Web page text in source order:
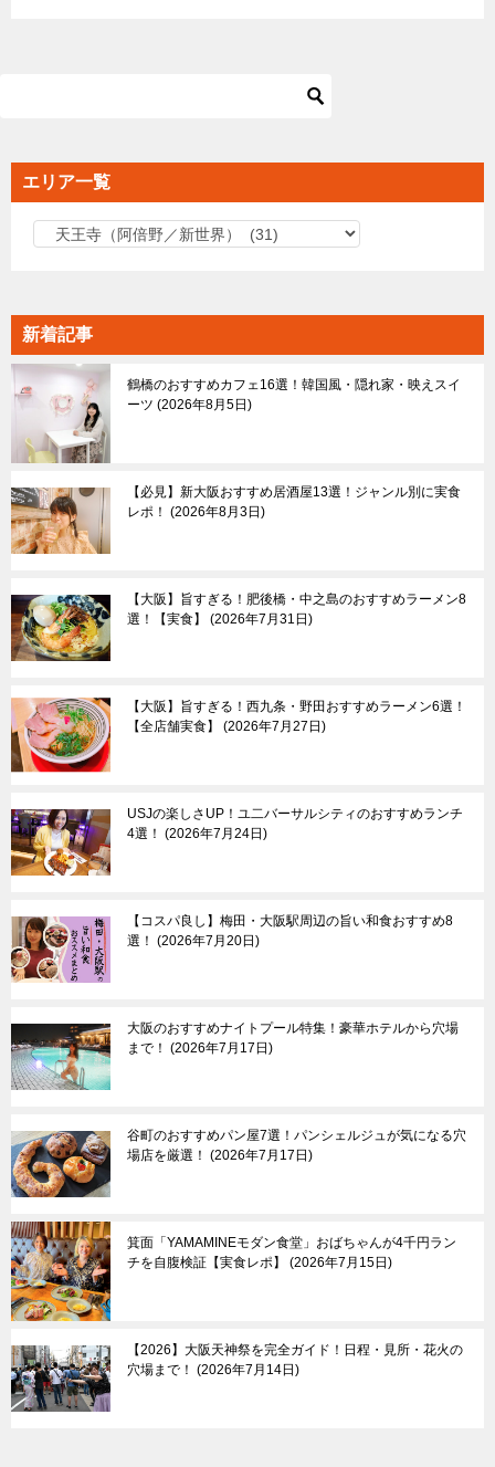
エリア一覧
一
覧
新着記事
鶴橋のおすすめカフェ16選！韓国風・隠れ家・映えスイ
ーツ 2026年8月5日
【必見】新大阪おすすめ居酒屋13選！ジャンル別に実食
レポ！
2026年8月3日
【大阪】旨すぎる！肥後橋・中之島のおすすめラーメン8
選！【実食】
2026年7月31日
【大阪】旨すぎる！西九条・野田おすすめラーメン6選！
【全店舗実食】
2026年7月27日
USJの楽しさUP！ユ二バーサルシティのおすすめランチ
4選！
2026年7月24日
【コスパ良し】梅田・大阪駅周辺の旨い和食おすすめ8
選！
2026年7月20日
大阪のおすすめナイトプール特集！豪華ホテルから穴場
まで！
2026年7月17日
谷町のおすすめパン屋7選！パンシェルジュが気になる穴
場店を厳選！
2026年7月17日
箕面「YAMAMINEモダン食堂」おばちゃんが4千円ラン
チを自腹検証【実食レポ】
2026年7月15日
【2026】大阪天神祭を完全ガイド！日程・見所・花火の
穴場まで！
2026年7月14日